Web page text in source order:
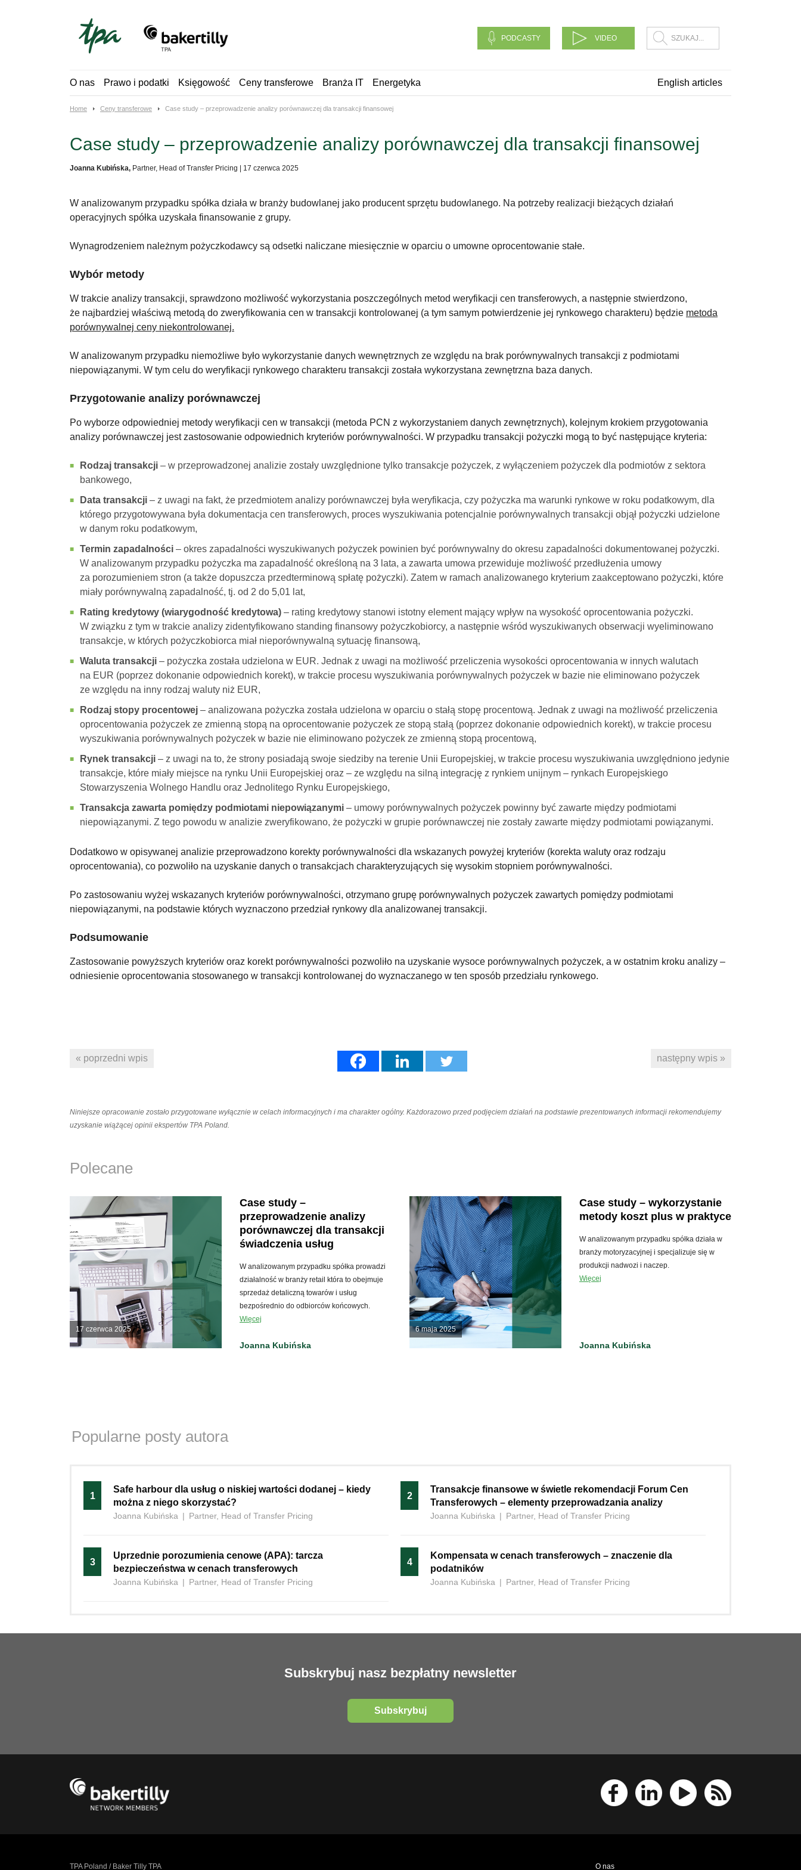
PODCASTY VIDEO
O nas Prawo i podatki Księgowość Ceny transferowe Branża IT Energetyka English articles
Home Ceny transferowe Case study – przeprowadzenie analizy porównawczej dla transakcji finansowej
Case study – przeprowadzenie analizy porównawczej dla transakcji finansowej
Joanna Kubińska, Partner, Head of Transfer Pricing 17 czerwca 2025
W analizowanym przypadku spółka działa w branży budowlanej jako producent sprzętu budowlanego. Na potrzeby realizacji bieżących działań
operacyjnych spółka uzyskała finansowanie z grupy.
Wynagrodzeniem należnym pożyczkodawcy są odsetki naliczane miesięcznie w oparciu o umowne oprocentowanie stałe.
Wybór metody
W trakcie analizy transakcji, sprawdzono możliwość wykorzystania poszczególnych metod weryfikacji cen transferowych, a następnie stwierdzono,
że najbardziej właściwą metodą do zweryfikowania cen w transakcji kontrolowanej (a tym samym potwierdzenie jej rynkowego charakteru) będzie metoda
porównywalnej ceny niekontrolowanej.
W analizowanym przypadku niemożliwe było wykorzystanie danych wewnętrznych ze względu na brak porównywalnych transakcji z podmiotami
niepowiązanymi. W tym celu do weryfikacji rynkowego charakteru transakcji została wykorzystana zewnętrzna baza danych.
Przygotowanie analizy porównawczej
Po wyborze odpowiedniej metody weryfikacji cen w transakcji (metoda PCN z wykorzystaniem danych zewnętrznych), kolejnym krokiem przygotowania
analizy porównawczej jest zastosowanie odpowiednich kryteriów porównywalności. W przypadku transakcji pożyczki mogą to być następujące kryteria:
Rodzaj transakcji – w przeprowadzonej analizie zostały uwzględnione tylko transakcje pożyczek, z wyłączeniem pożyczek dla podmiotów z sektora
bankowego,
Data transakcji – z uwagi na fakt, że przedmiotem analizy porównawczej była weryfikacja, czy pożyczka ma warunki rynkowe w roku podatkowym, dla
którego przygotowywana była dokumentacja cen transferowych, proces wyszukiwania potencjalnie porównywalnych transakcji objął pożyczki udzielone
w danym roku podatkowym,
Termin zapadalności – okres zapadalności wyszukiwanych pożyczek powinien być porównywalny do okresu zapadalności dokumentowanej pożyczki.
W analizowanym przypadku pożyczka ma zapadalność określoną na 3 lata, a zawarta umowa przewiduje możliwość przedłużenia umowy
za porozumieniem stron (a także dopuszcza przedterminową spłatę pożyczki). Zatem w ramach analizowanego kryterium zaakceptowano pożyczki, które
miały porównywalną zapadalność, tj. od 2 do 5,01 lat,
Rating kredytowy (wiarygodność kredytowa) – rating kredytowy stanowi istotny element mający wpływ na wysokość oprocentowania pożyczki.
W związku z tym w trakcie analizy zidentyfikowano standing finansowy pożyczkobiorcy, a następnie wśród wyszukiwanych obserwacji wyeliminowano
transakcje, w których pożyczkobiorca miał nieporównywalną sytuację finansową,
Waluta transakcji – pożyczka została udzielona w EUR. Jednak z uwagi na możliwość przeliczenia wysokości oprocentowania w innych walutach
na EUR (poprzez dokonanie odpowiednich korekt), w trakcie procesu wyszukiwania porównywalnych pożyczek w bazie nie eliminowano pożyczek
ze względu na inny rodzaj waluty niż EUR,
Rodzaj stopy procentowej – analizowana pożyczka została udzielona w oparciu o stałą stopę procentową. Jednak z uwagi na możliwość przeliczenia
oprocentowania pożyczek ze zmienną stopą na oprocentowanie pożyczek ze stopą stałą (poprzez dokonanie odpowiednich korekt), w trakcie procesu
wyszukiwania porównywalnych pożyczek w bazie nie eliminowano pożyczek ze zmienną stopą procentową,
Rynek transakcji – z uwagi na to, że strony posiadają swoje siedziby na terenie Unii Europejskiej, w trakcie procesu wyszukiwania uwzględniono jedynie
transakcje, które miały miejsce na rynku Unii Europejskiej oraz – ze względu na silną integrację z rynkiem unijnym – rynkach Europejskiego
Stowarzyszenia Wolnego Handlu oraz Jednolitego Rynku Europejskiego,
Transakcja zawarta pomiędzy podmiotami niepowiązanymi – umowy porównywalnych pożyczek powinny być zawarte między podmiotami
niepowiązanymi. Z tego powodu w analizie zweryfikowano, że pożyczki w grupie porównawczej nie zostały zawarte między podmiotami powiązanymi.
Dodatkowo w opisywanej analizie przeprowadzono korekty porównywalności dla wskazanych powyżej kryteriów (korekta waluty oraz rodzaju
oprocentowania), co pozwoliło na uzyskanie danych o transakcjach charakteryzujących się wysokim stopniem porównywalności.
Po zastosowaniu wyżej wskazanych kryteriów porównywalności, otrzymano grupę porównywalnych pożyczek zawartych pomiędzy podmiotami
niepowiązanymi, na podstawie których wyznaczono przedział rynkowy dla analizowanej transakcji.
Podsumowanie
Zastosowanie powyższych kryteriów oraz korekt porównywalności pozwoliło na uzyskanie wysoce porównywalnych pożyczek, a w ostatnim kroku analizy –
odniesienie oprocentowania stosowanego w transakcji kontrolowanej do wyznaczanego w ten sposób przedziału rynkowego.
następny wpis »
« poprzedni wpis
Niniejsze opracowanie zostało przygotowane wyłącznie w celach informacyjnych i ma charakter ogólny. Każdorazowo przed podjęciem działań na podstawie prezentowanych informacji rekomendujemy
uzyskanie wiążącej opinii ekspertów TPA Poland.
Polecane
17 czerwca 2025
Case study –
przeprowadzenie analizy
porównawczej dla transakcji
świadczenia usług
W analizowanym przypadku spółka prowadzi
działalność w branży retail która to obejmuje
sprzedaż detaliczną towarów i usług
bezpośrednio do odbiorców końcowych.
Więcej
Joanna Kubińska
6 maja 2025
Case study – wykorzystanie
metody koszt plus w praktyce
W analizowanym przypadku spółka działa w
branży motoryzacyjnej i specjalizuje się w
produkcji nadwozi i naczep.
Więcej
Joanna Kubińska
Popularne posty autora
1
Safe‍‌‍‍‌ harbour dla usług o niskiej wartości dodanej – kiedy
można z niego skorzystać?
Joanna Kubińska | Partner, Head of Transfer Pricing
2
Transakcje finansowe w świetle rekomendacji Forum Cen
Transferowych – elementy przeprowadzania analizy
Joanna Kubińska | Partner, Head of Transfer Pricing
3
Uprzednie porozumienia cenowe (APA): tarcza
bezpieczeństwa w cenach transferowych
Joanna Kubińska | Partner, Head of Transfer Pricing
4
Kompensata‍‌‍‍‌ w cenach transferowych – znaczenie dla
podatników
Joanna Kubińska | Partner, Head of Transfer Pricing
Subskrybuj nasz bezpłatny newsletter
Subskrybuj
TPA Poland / Baker Tilly TPA O nas